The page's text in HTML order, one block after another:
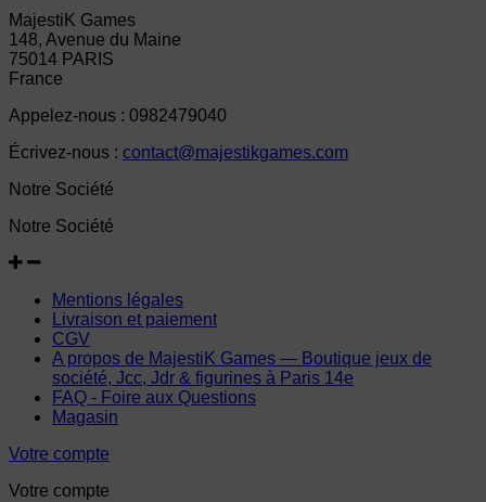
MajestiK Games
148, Avenue du Maine
75014 PARIS
France
Appelez-nous : 0982479040
Écrivez-nous : contact@majestikgames.com
Notre Société
Notre Société
Mentions légales
Livraison et paiement
CGV
A propos de MajestiK Games — Boutique jeux de
société, Jcc, Jdr & figurines à Paris 14e
FAQ - Foire aux Questions
Magasin
Votre compte
Votre compte